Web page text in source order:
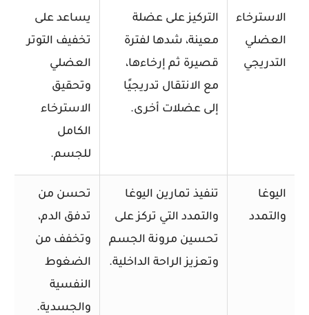
الاسترخاء
العضلي
التدريجي
التركيز على عضلة
معينة، شدها لفترة
قصيرة ثم إرخاءها،
مع الانتقال تدريجيًا
إلى عضلات أخرى.
يساعد على
تخفيف التوتر
العضلي
وتحقيق
الاسترخاء
الكامل
للجسم.
اليوغا
والتمدد
تنفيذ تمارين اليوغا
والتمدد التي تركز على
تحسين مرونة الجسم
وتعزيز الراحة الداخلية.
تحسن من
تدفق الدم،
وتخفف من
الضغوط
النفسية
والجسدية.